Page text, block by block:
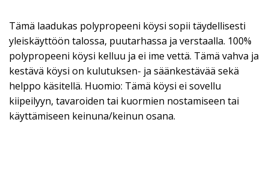
Tämä laadukas polypropeeni köysi sopii täydellisesti
yleiskäyttöön talossa, puutarhassa ja verstaalla. 100%
polypropeeni köysi kelluu ja ei ime vettä. Tämä vahva ja
kestävä köysi on kulutuksen- ja säänkestävää sekä
helppo käsitellä. Huomio: Tämä köysi ei sovellu
kiipeilyyn, tavaroiden tai kuormien nostamiseen tai
käyttämiseen keinuna/keinun osana.